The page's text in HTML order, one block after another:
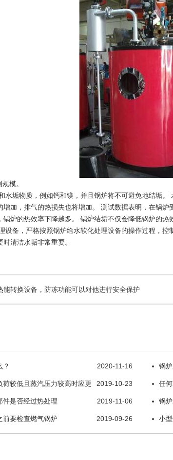
模。
水垢物质，例如钙和镁，并且锅炉将不可避免地结垢
增加，排气的热损失也将增加。 测试数据表明，在锅
锅炉的热效率下降越多。 锅炉结垢不仅会降低锅炉的
设备，严格按照锅炉给水软化处理设备的操作过程，
清洁水垢非常重要。
能转换设备，防冻功能可以对他进行安全保护
2020-11-16
？ 锅
2019-10-23
较低且蒸汽压力较高时应更 任
2019-11-06
件是否经过热处理 锅
2019-09-26
前要检查燃气锅炉 小
高于